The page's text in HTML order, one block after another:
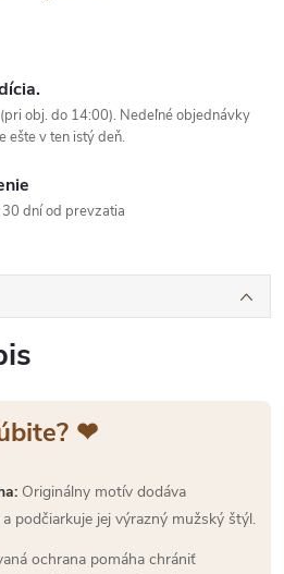
obj. do 14:00). Nedeľné objednávky
ešte v ten istý deň.
dní od prevzatia
❤
Originálny motív dodáva
podčiarkuje jej výrazný mužský štýl.
ochrana pomáha chrániť